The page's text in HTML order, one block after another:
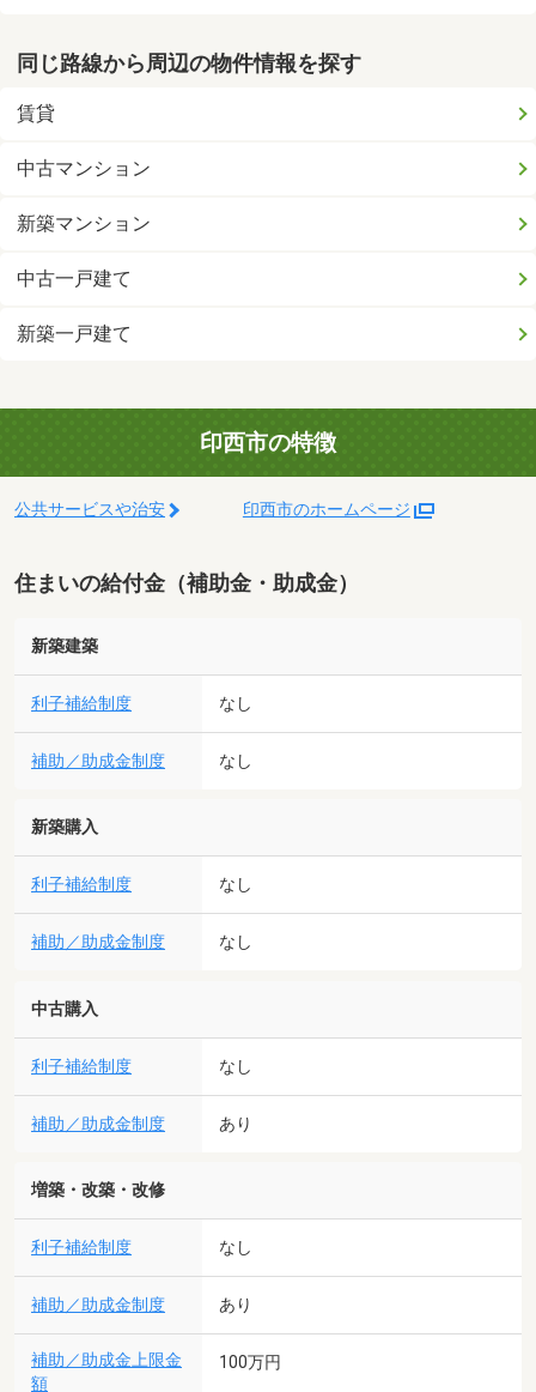
同じ路線から周辺の物件情報を探す
賃貸
中古マンション
新築マンション
中古一戸建て
新築一戸建て
印西市の特徴
公共サービスや治安 印西市のホームページ
住まいの給付金（補助金・助成金）
新築建築
利子補給制度 なし
補助／助成金制度 なし
新築購入
利子補給制度 なし
補助／助成金制度 なし
中古購入
利子補給制度 なし
補助／助成金制度 あり
増築・改築・改修
利子補給制度 なし
補助／助成金制度 あり
補助／助成金上限金
額
100万円